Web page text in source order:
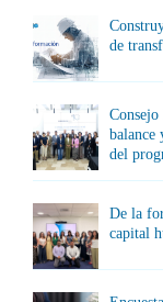
de
balance
del
De la
capital